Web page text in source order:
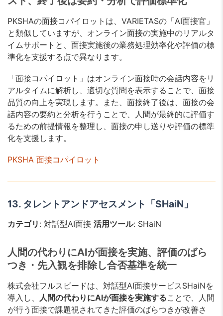
PKSHAの面接コパイロットは、VARIETASの「AI面接官」
と類似していますが、オンライン面接の実施中のリアルタ
イムサポートと、面接実施後の業務処理効率化や評価の標
準化を支援する点で異なります。
「面接コパイロット」はオンライン面接時の会話内容をリ
アルタイムに解析し、適切な質問を表示することで、面接
品質の向上を実現します。また、面接終了後は、面接の会
話内容の要約と分析を行うことで、人間が最終的に評価す
るための前提情報を整理し、面接の申し送りや評価の標準
化を支援します。
PKSHA 面接コパイロット
13. タレントアンドアセスメント「SHaiN」
カテゴリ : 対話型AI面接 活用ツール: SHaiN
人間の代わりにAIが面接を実施、評価のばら
つき・先入観を排除し合否基準を統一
株式会社フルスピードは、対話型AI面接サービスSHaiNを
導入し、 人間の代わりにAIが⾯接を実施することで、人間
が行う⾯接で課題視されてきた評価のばらつきが改善さ